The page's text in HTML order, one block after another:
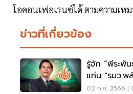
โอคอนเฟอเรนซ์ได้ ตามความเห
ข่าวที่เกี่ยวข้อง
รู้จัก “พีระพั
แท่น "รมว.พ
02 ก.ย. 2566 |